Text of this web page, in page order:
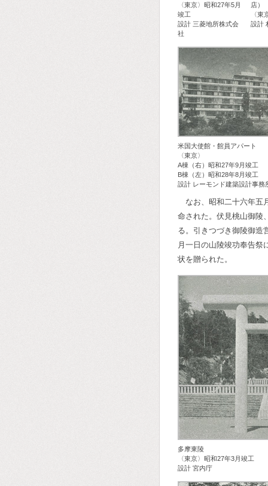
〈東京〉昭和27年5月
竣工
設計 三菱地所株式会
社
店）
〈東
設計
米国大使館・館員アパート
〈東京〉
A棟（右）昭和27年9月竣工
B棟（左）昭和28年8月竣工
設計 レーモンド建築設計事務
なお、昭和二十六年五
命された。伏見桃山御陵
る。引きつづき御陵御造
月一日の山陵竣功奉告祭
状を贈られた。
多摩東陵
〈東京〉昭和27年3月竣工
設計 宮内庁